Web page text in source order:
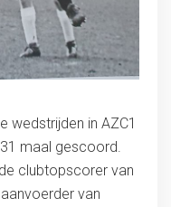
wedstrijden in AZC1
maal gescoord.
clubtopscorer van
van